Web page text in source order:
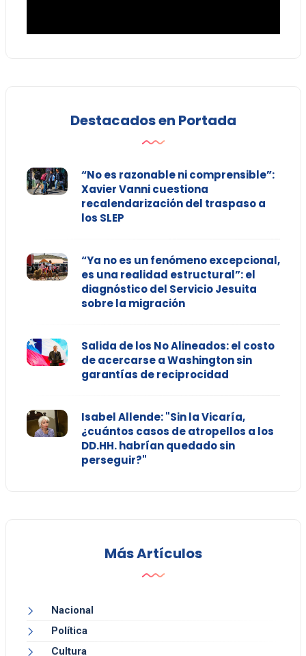
Destacados en Portada
“No es razonable ni comprensible”:
Xavier Vanni cuestiona
recalendarización del traspaso a
los SLEP
“Ya no es un fenómeno excepcional,
es una realidad estructural”: el
diagnóstico del Servicio Jesuita
sobre la migración
Salida de los No Alineados: el costo
de acercarse a Washington sin
garantías de reciprocidad
Isabel Allende: "Sin la Vicaría,
¿cuántos casos de atropellos a los
DD.HH. habrían quedado sin
perseguir?"
Más Artículos
Nacional
Política
Cultura